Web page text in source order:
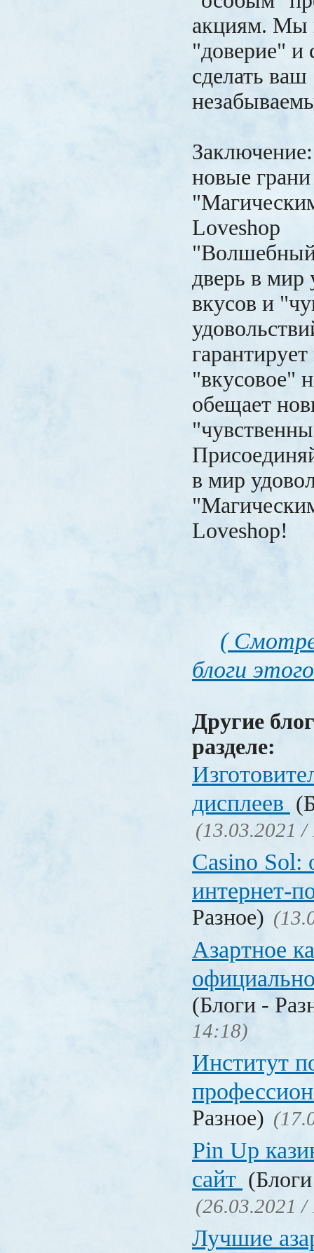
акциям. Мы
"доверие" и
сделать
новые грани
Loveshop
дверь в мир
вкусов и
"вкусовое"
обещает
в мир
Loveshop!
(
блоги
Другие
разделе:
дисплеев
(13.03.2021 /
Casino Sol:
интернет-
Разное)
Азартное
(Блоги -
14:18)
Институт
Разное)
Pin Up
сайт
(26.03.2021 /
Лучшие